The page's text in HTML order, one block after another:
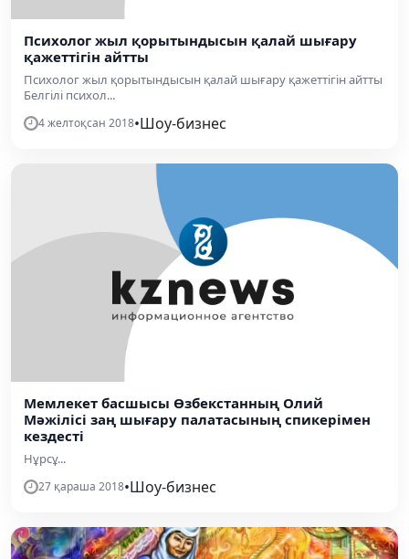
​Психолог жыл қорытындысын қалай шығару
қажеттігін айтты
​Психолог жыл қорытындысын қалай шығару қажеттігін айтты
Белгілі психол...
4 желтоқсан 2018•Шоу-бизнес
Мемлекет басшысы Өзбекстанның Олий
Мәжілісі заң шығару палатасының спикерімен
кездесті
Нұрсұ...
27 қараша 2018•Шоу-бизнес